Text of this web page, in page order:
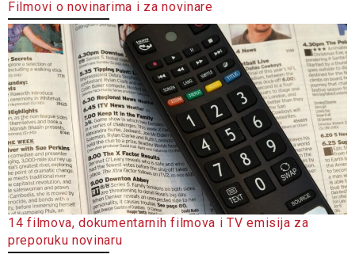
Filmovi o novinarima i za novinare
14 filmova, dokumentarnih filmova i TV emisija za
preporuku novinaru